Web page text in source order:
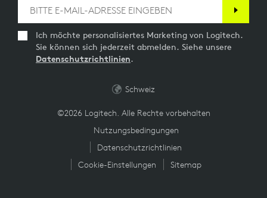
Ich möchte personalisiertes Marketing von Logitech.
Sie können sich jederzeit abmelden. Siehe unsere
Datenschutzrichtlinien.
©2026 Logitech. Alle Rechte vorbehalten
Nutzungsbedingungen
Datenschutzrichtlinien
Cookie-Einstellungen
Sitemap
Schweiz